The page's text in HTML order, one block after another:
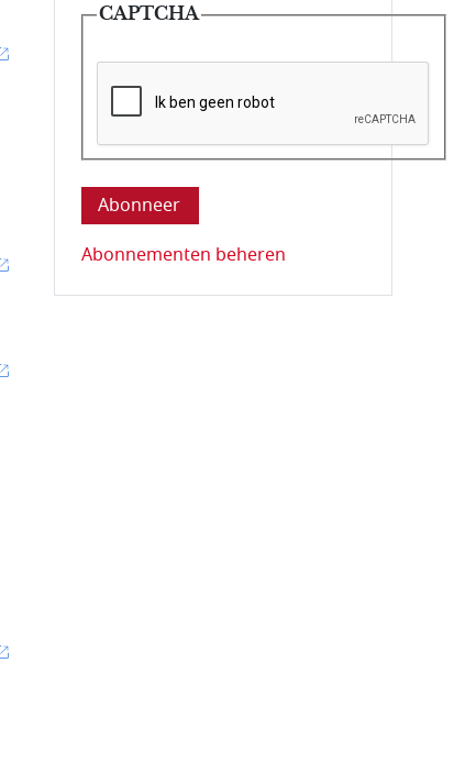
CAPTCHA
Deze vraag is om te controleren dat u
Abonnementen beheren